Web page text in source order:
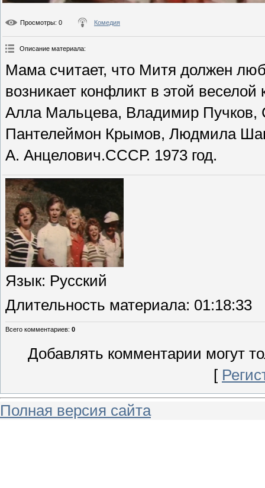
Просмотры: 0 Комедия
Описание материала:
Мама считает, что Митя должен
возникает конфликт в этой
Алла Мальцева, Владимир Пучков,
Пантелеймон Крымов, Людмила
А. Анцелович.СССР. 1973 год.
Язык: Русский
Длительность материала: 01:18:33
Всего комментариев: 0
Добавлять комментарии могут
[
Полная версия сайта